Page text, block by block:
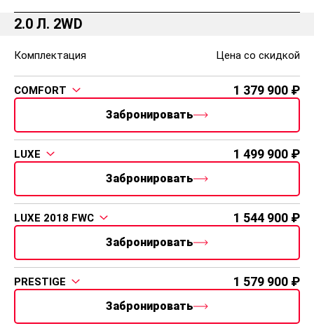
2.0 Л. 2WD
Комплектация Цена со скидкой
COMFORT 1 379 900
Забронировать
LUXE 1 499 900
Забронировать
LUXE 2018 FWC 1 544 900
Забронировать
PRESTIGE 1 579 900
Забронировать